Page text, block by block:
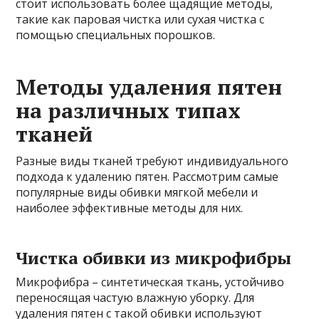
стоит использовать более щадящие методы,
такие как паровая чистка или сухая чистка с
помощью специальных порошков.
Методы удаления пятен
на различных типах
тканей
Разные виды тканей требуют индивидуального
подхода к удалению пятен. Рассмотрим самые
популярные виды обивки мягкой мебели и
наиболее эффективные методы для них.
Чистка обивки из микрофибры
Микрофибра – синтетическая ткань, устойчиво
переносящая частую влажную уборку. Для
удаления пятен с такой обивки используют